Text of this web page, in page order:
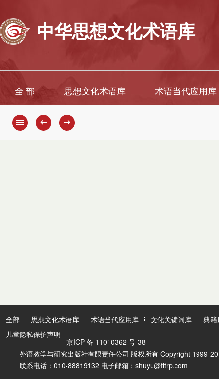
中华思想文化术语库
全 部 思想文化术语库 术语当代应用库
← →
全部 思想文化术语库 术语当代应用库 文化关键词库
典籍
儿童隐私保护声明
京ICP 备 11010362 号-38
外语教学与研究出版社有限责任公司 版权所有 Copyright 1999-
联系电话：010-88819132 电子邮箱：shuyu@fltrp.com